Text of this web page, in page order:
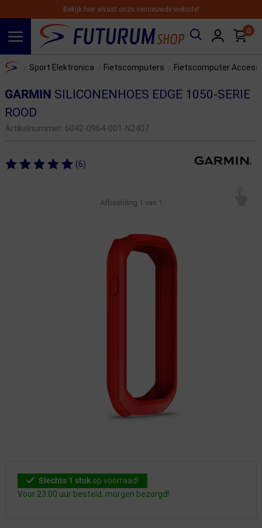
Bekijk hier alvast onze vernieuwde website!
0
Home Sport Elektronica Fietscomputers Fietscomputer
GARMIN SILICONENHOES EDGE 1050-SERIE
ROOD
Artikelnummer: 6042-0964-001-N2407
(6)
Afbeelding 1 van 1
Slechts 1 stuk op voorraad!
Voor 23:00 uur besteld, morgen bezorgd!